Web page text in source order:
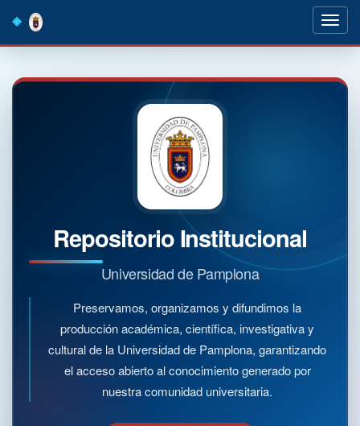
navigation
Repositorio Institucional
Universidad de Pamplona
Preservamos, organizamos y difundimos la
producción académica, científica, investigativa y
cultural de la Universidad de Pamplona, garantizando
el acceso abierto al conocimiento generado por
nuestra comunidad universitaria.